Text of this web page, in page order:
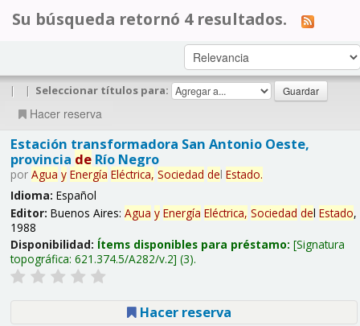
Su búsqueda retornó 4 resultados.
| | Seleccionar títulos para:
Hacer reserva
Estación transformadora San Antonio Oeste,
provincia deRío Negro
por Agua y Energía Eléctrica, Sociedad del Estado.
Idioma: Español
Editor: Buenos Aires: Agua y Energía Eléctrica, Sociedad del Estado,
1988
Disponibilidad: Ítems disponibles para préstamo: Signatura
topográfica: 621.374.5/A282/v.2 (3).
Hacer reserva